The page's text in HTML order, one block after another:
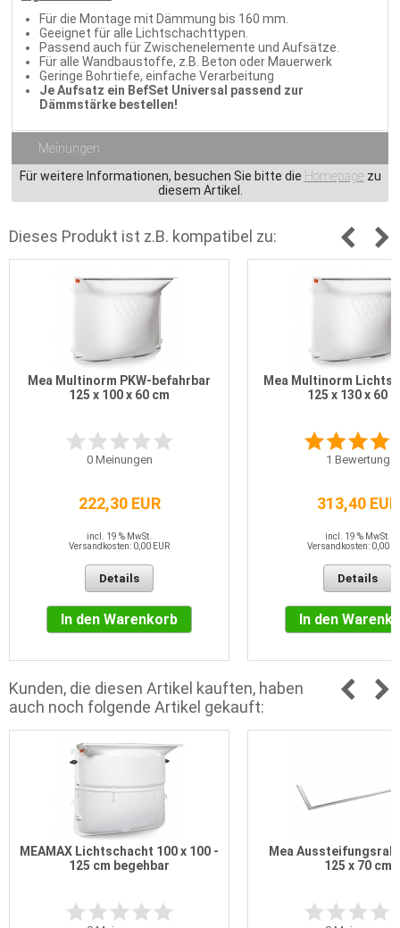
Für die Montage mit Dämmung bis 160 mm.
Geeignet für alle Lichtschachttypen.
Passend auch für Zwischenelemente und Aufsätze.
Für alle Wandbaustoffe, z.B. Beton oder Mauerwerk
Geringe Bohrtiefe, einfache Verarbeitung
Je Aufsatz ein BefSet Universal passend zur
Dämmstärke bestellen!
Meinungen
Für weitere Informationen, besuchen Sie bitte die Homepagezu
diesem Artikel.
Dieses Produkt ist z.B. kompatibel zu:
Mea Multinorm PKW-befahrbar
125 x 100 x 60 cm
0Meinungen
222,30 EUR
incl. 19 % MwSt.
Versandkosten: 0,00 EUR
Details
In den Warenkorb
Mea Multinorm
125 x 130 x 60
1 Bewertung
313,40 EUR
incl. 19 % MwSt.
Versandkosten: 0,00
Details
In den
Kunden, die diesen Artikel kauften, haben
auch noch folgende Artikel gekauft:
MEAMAX Lichtschacht 100 x 100 -
125 cm begehbar
Mea
125 x 70 cm